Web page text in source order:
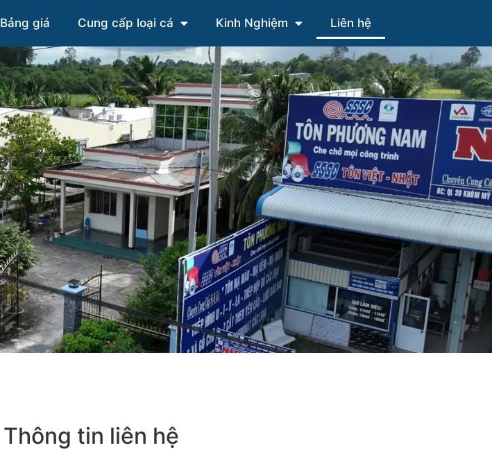
Bảng giá Cung cấp loại cá Kinh Nghiệm Liên hệ
Thông tin liên hệ